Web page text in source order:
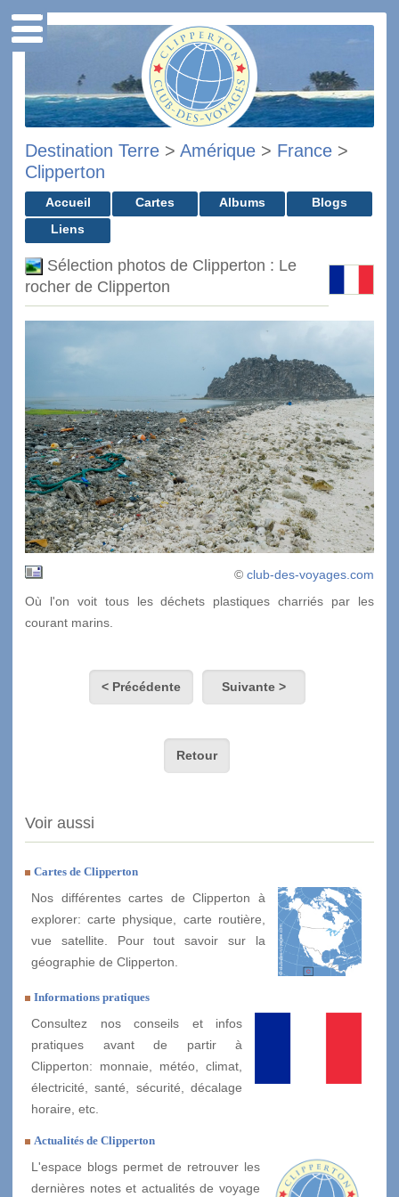
Destination Terre > Amérique > France >
Clipperton
Accueil Cartes Albums
Blogs
Liens
Sélection photos de Clipperton : Le
rocher de Clipperton
© club-des-voyages.com
Où l'on voit tous les déchets plastiques charriés par les
courant marins.
< Précédente Suivante >
Retour
Voir aussi
Cartes de Clipperton
Nos différentes cartes de Clipperton à
explorer: carte physique, carte routière,
vue satellite. Pour tout savoir sur la
géographie de Clipperton.
Informations pratiques
Consultez nos conseils et infos
pratiques avant de partir à
Clipperton: monnaie, météo, climat,
électricité, santé, sécurité, décalage
horaire, etc.
Actualités de Clipperton
L'espace blogs permet de retrouver les
dernières notes et actualités de voyage